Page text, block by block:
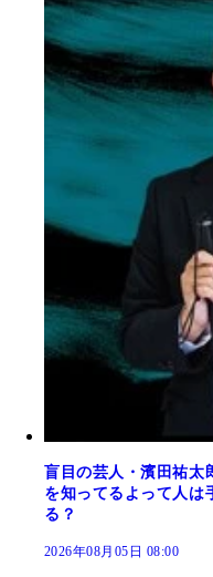
盲目の芸人・濱田祐太
を知ってるよって人は
る？
2026年08月05日 08:00